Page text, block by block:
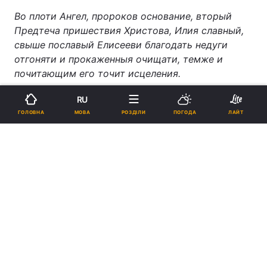
Во плоти Ангел, пророков основание, вторый
Предтеча пришествия Христова, Илия славный,
свыше пославый Елисееви благодать недуги
отгоняти и прокаженныя очищати, темже и
почитающим его точит исцеления.
"УНІАН-Релігії"
Проект "Православні свята" реалізується за
ГОЛОВНА
RU
МОВА РОЗДІЛИ ПОГОДА ЛАЙТ